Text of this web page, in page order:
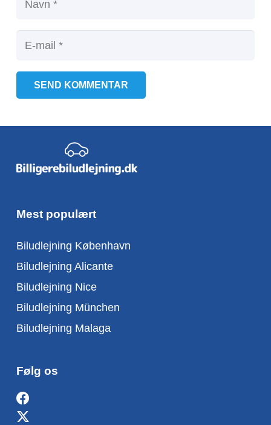
SEND KOMMENTAR
Mest populært
Biludlejning København
Biludlejning Alicante
Biludlejning Nice
Biludlejning München
Biludlejning Malaga
Følg os